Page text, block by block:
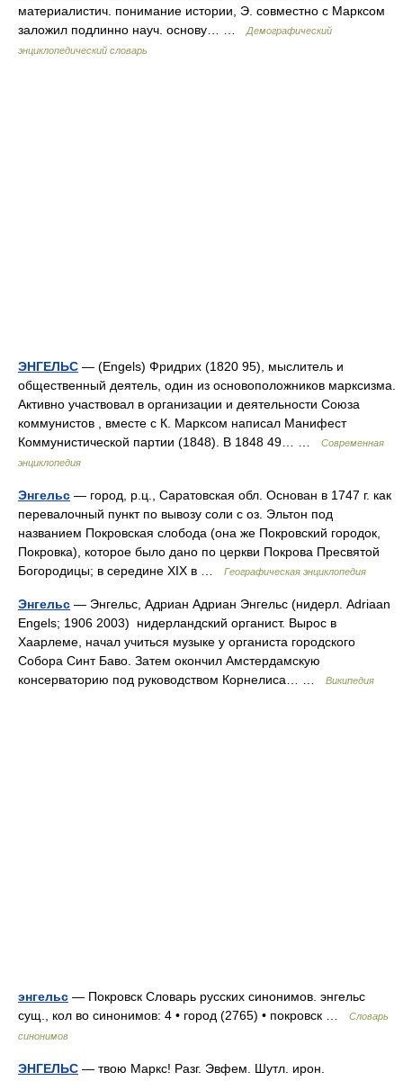
материалистич. понимание истории, Э. совместно с Марксом
заложил подлинно науч. основу… …
Демографический
энциклопедический словарь
ЭНГЕЛЬС — (Engels) Фридрих (1820 95), мыслитель и
общественный деятель, один из основоположников марксизма.
Активно участвовал в организации и деятельности Союза
коммунистов , вместе с К. Марксом написал Манифест
Коммунистической партии (1848). В 1848 49… …
Современная
энциклопедия
Энгельс — город, р.ц., Саратовская обл. Основан в 1747 г. как
перевалочный пункт по вывозу соли с оз. Эльтон под
названием Покровская слобода (она же Покровский городок,
Покровка), которое было дано по церкви Покрова Пресвятой
Богородицы; в середине XIX в …
Географическая энциклопедия
Энгельс — Энгельс, Адриан Адриан Энгельс (нидерл. Adriaan
Engels; 1906 2003) нидерландский органист. Вырос в
Хаарлеме, начал учиться музыке у органиста городского
Собора Синт Баво. Затем окончил Амстердамскую
консерваторию под руководством Корнелиса… …
Википедия
энгельс — Покровск Словарь русских синонимов. энгельс
сущ., кол во синонимов: 4 • город (2765) • покровск …
Словарь
синонимов
ЭНГЕЛЬС — твою Маркс! Разг. Эвфем. Шутл. ирон.